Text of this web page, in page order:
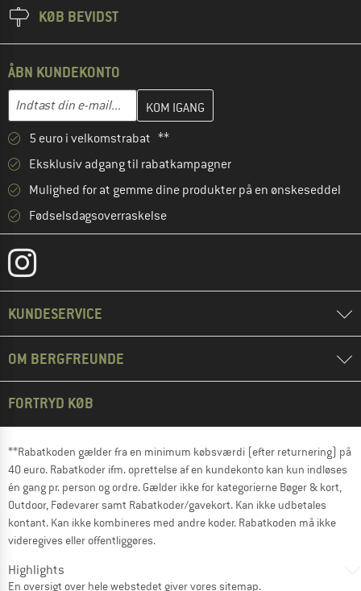
KØB BEVIDST
ÅBN KUNDEKONTO
E-mail-adresse
Indtast din e-mailadresse her, og opret i næste trin din
5 euro i velkomstrabat **
Eksklusiv adgang til rabatkampagner
Mulighed for at gemme dine produkter på en ønskeseddel
Fødselsdagsoverraskelse
KUNDESERVICE
OM BERGFREUNDE
FORTRYD KØB
**Rabatkoden gælder fra en minimum købsværdi (efter returnering) på
40 euro. Rabatkoder ifm. oprettelse af en kundekonto kan kun indløses
én gang pr. person og ordre. Gælder ikke for kategorierne Bøger & kort,
Outdoor, Fødevarer samt Rabatkoder/gavekort. Kan ikke udbetales
kontant. Kan ikke kombineres med andre koder. Rabatkoden må ikke
videregives eller offentliggøres.
Highlights
En oversigt over hele webstedet giver voressitemap.